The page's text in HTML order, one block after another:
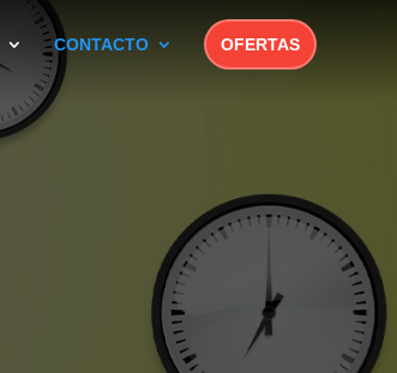
CONTACTO OFERTAS